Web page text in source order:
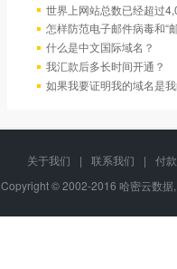
世界上网站总数已经超过
怎样防范电子邮件病毒和“
什么是中文国际域名？
我汇款后多长时间开通？
如果我要证明我的域名是
关于我们 | 联系我们 |
付
Copyright © 2002-2016 哈密云数